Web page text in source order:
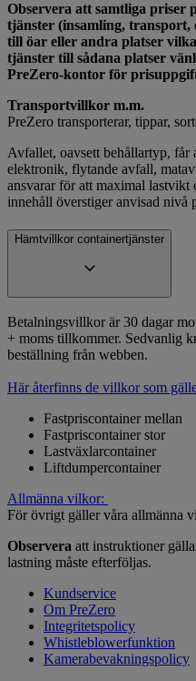
Observera att samtliga priser
tjänster (insamling, transport,
till öar eller andra platser
tjänster till sådana platser
PreZero-kontor för
Transportvillkor m.m.
PreZero transporterar, tippar,
Avfallet, oavsett behållartyp,
elektronik, flytande avfall,
ansvarar för att maximal
innehåll överstiger anvisad nivå
Hämtvillkor containertjänster
Betalningsvillkor är 30 dagar
+ moms tillkommer. Sedvanlig
beställning från webben.
Här återfinns de villkor som
Fastpriscontainer mellan
Fastpriscontainer stor
Lastväxlarcontainer
Liftdumpercontainer
Allmänna vilkor:
För övrigt gäller våra allmänna
Observera att instruktioner
lastning måste efterföljas.
Kundservice
Om PreZero
Integritetspolicy
Whistleblowerfunktion
Kamerabevakningspolicy